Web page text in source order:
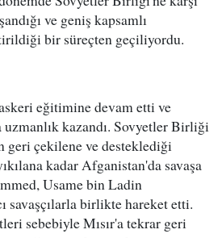
ve geniş kapsamlı
bir süreçten geçiliyordu.
eğitimine devam etti ve
kazandı. Sovyetler Birliği
geri çekilene ve desteklediği
kadar Afganistan'da savaşa
Usame bin Ladin
savaşçılarla birlikte hareket etti.
sebebiyle Mısır'a tekrar geri